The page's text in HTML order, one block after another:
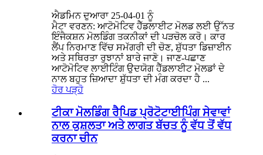
ਐਡਮਿਨ ਦੁਆਰਾ 25-04-01 ਨੂੰ
ਮੈਟਾ ਵਰਣਨ: ਆਟੋਮੋਟਿਵ ਹੈੱਡਲਾਈਟ ਮੋਲਡ ਲਈ ਉੱਨਤ
ਇੰਜੈਕਸ਼ਨ ਮੋਲਡਿੰਗ ਤਕਨੀਕਾਂ ਦੀ ਪੜਚੋਲ ਕਰੋ। ਕਾਰ
ਲੈਂਪ ਨਿਰਮਾਣ ਵਿੱਚ ਸਮੱਗਰੀ ਦੀ ਚੋਣ, ਸ਼ੁੱਧਤਾ ਡਿਜ਼ਾਈਨ
ਅਤੇ ਸਥਿਰਤਾ ਰੁਝਾਨਾਂ ਬਾਰੇ ਜਾਣੋ। ਜਾਣ-ਪਛਾਣ
ਆਟੋਮੋਟਿਵ ਲਾਈਟਿੰਗ ਉਦਯੋਗ ਹੈੱਡਲਾਈਟ ਮੋਲਡਾਂ ਦੇ
ਨਾਲ ਬਹੁਤ ਜ਼ਿਆਦਾ ਸ਼ੁੱਧਤਾ ਦੀ ਮੰਗ ਕਰਦਾ ਹੈ ...
ਹੋਰ ਪੜ੍ਹੋ
ਟੀਕਾ ਮੋਲਡਿੰਗ ਰੈਪਿਡ ਪ੍ਰੋਟੋਟਾਈਪਿੰਗ ਸੇਵਾਵਾਂ
ਨਾਲ ਕੁਸ਼ਲਤਾ ਅਤੇ ਲਾਗਤ ਬੱਚਤ ਨੂੰ ਵੱਧ ਤੋਂ ਵੱਧ
ਕਰਨਾ ਚੀਨ